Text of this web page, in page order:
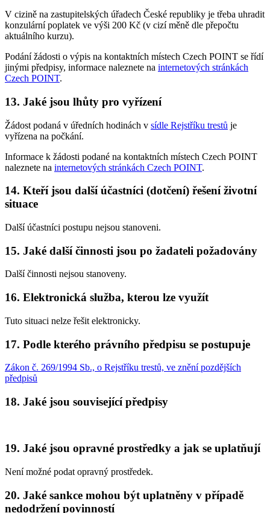
V cizině na zastupitelských úřadech České republiky je třeba uhradit
konzulární poplatek ve výši 200 Kč (v cizí měně dle přepočtu
aktuálního kurzu).
Podání žádosti o výpis na kontaktních místech Czech POINT se řídí
jinými předpisy, informace naleznete na internetových stránkách
Czech POINT.
13. Jaké jsou lhůty pro vyřízení
Žádost podaná v úředních hodinách v sídle Rejstříku trestů je
vyřízena na počkání.
Informace k žádosti podané na kontaktních místech Czech POINT
naleznete na internetových stránkách Czech POINT.
14. Kteří jsou další účastníci (dotčení) řešení životní
situace
Další účastníci postupu nejsou stanoveni.
15. Jaké další činnosti jsou po žadateli požadovány
Další činnosti nejsou stanoveny.
16. Elektronická služba, kterou lze využít
Tuto situaci nelze řešit elektronicky.
17. Podle kterého právního předpisu se postupuje
Zákon č. 269/1994 Sb., o Rejstříku trestů, ve znění pozdějších
předpisů
18. Jaké jsou související předpisy
19. Jaké jsou opravné prostředky a jak se uplatňují
Není možné podat opravný prostředek.
20. Jaké sankce mohou být uplatněny v případě
nedodržení povinností